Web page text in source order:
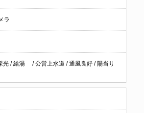
ラ
光 /給湯 /公営上水道 /通風良好 / 陽当り